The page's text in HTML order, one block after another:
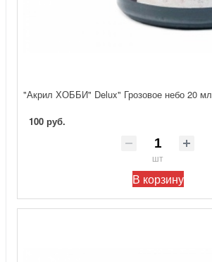
"Акрил ХОББИ" Delux" Грозовое небо 20 мл
100 руб.
шт
В корзину